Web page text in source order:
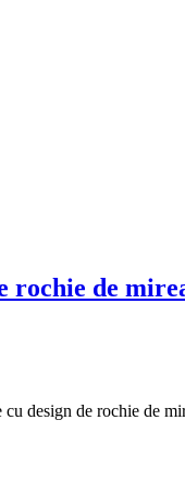
rochie de
design de rochie de